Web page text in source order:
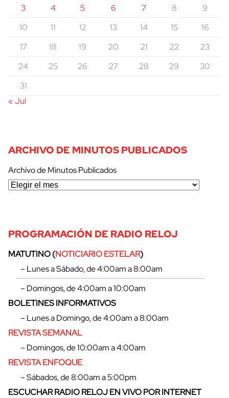
cerrar
3
4 5 6 7 8
9
10
11 12 13 14 15
16
17
18 19 20 21 22
23
24
25 26 27 28 29
30
31
« Jul
ARCHIVO DE MINUTOS PUBLICADOS
Archivo de Minutos Publicados
PROGRAMACIÓN DE RADIO RELOJ
MATUTINO (NOTICIARIO ESTELAR)
– Lunes a Sábado, de 4:00am a 8:00am
– Domingos, de 4:00am a 10:00am
BOLETINES INFORMATIVOS
– Lunes a Domingo, de 4:00am a 8:00am
REVISTA SEMANAL
– Domingos, de 10:00am a 4:00am
REVISTA ENFOQUE
– Sábados, de 8:00am a 5:00pm
ESCUCHAR RADIO RELOJ EN VIVO POR INTERNET